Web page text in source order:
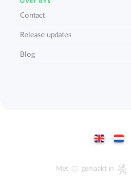
Contact
Release updates
Blog
Met gemaakt in